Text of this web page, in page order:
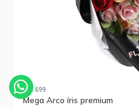
cód 699
Mega Arco íris premium